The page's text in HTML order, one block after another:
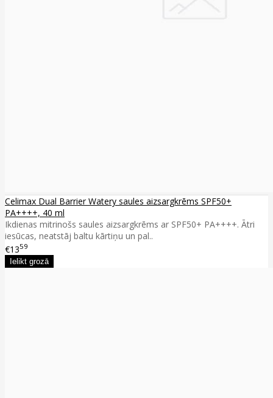
Celimax Dual Barrier Watery saules aizsargkrēms SPF50+
PA++++, 40 ml
Ikdienas mitrinošs saules aizsargkrēms ar SPF50+ PA++++. Ātri
iesūcas, neatstāj baltu kārtiņu un pal..
€1359